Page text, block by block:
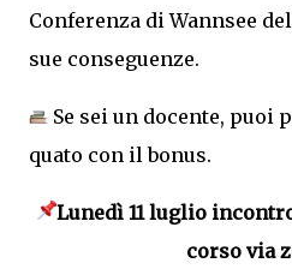
Conferenza di Wannsee
sue conseguenze.
Se sei un docente, puoi
quato con il bonus.
Lunedì 11 luglio
corso via